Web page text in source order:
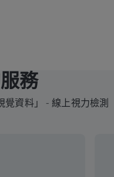
務
資料」 - 線上視力檢測